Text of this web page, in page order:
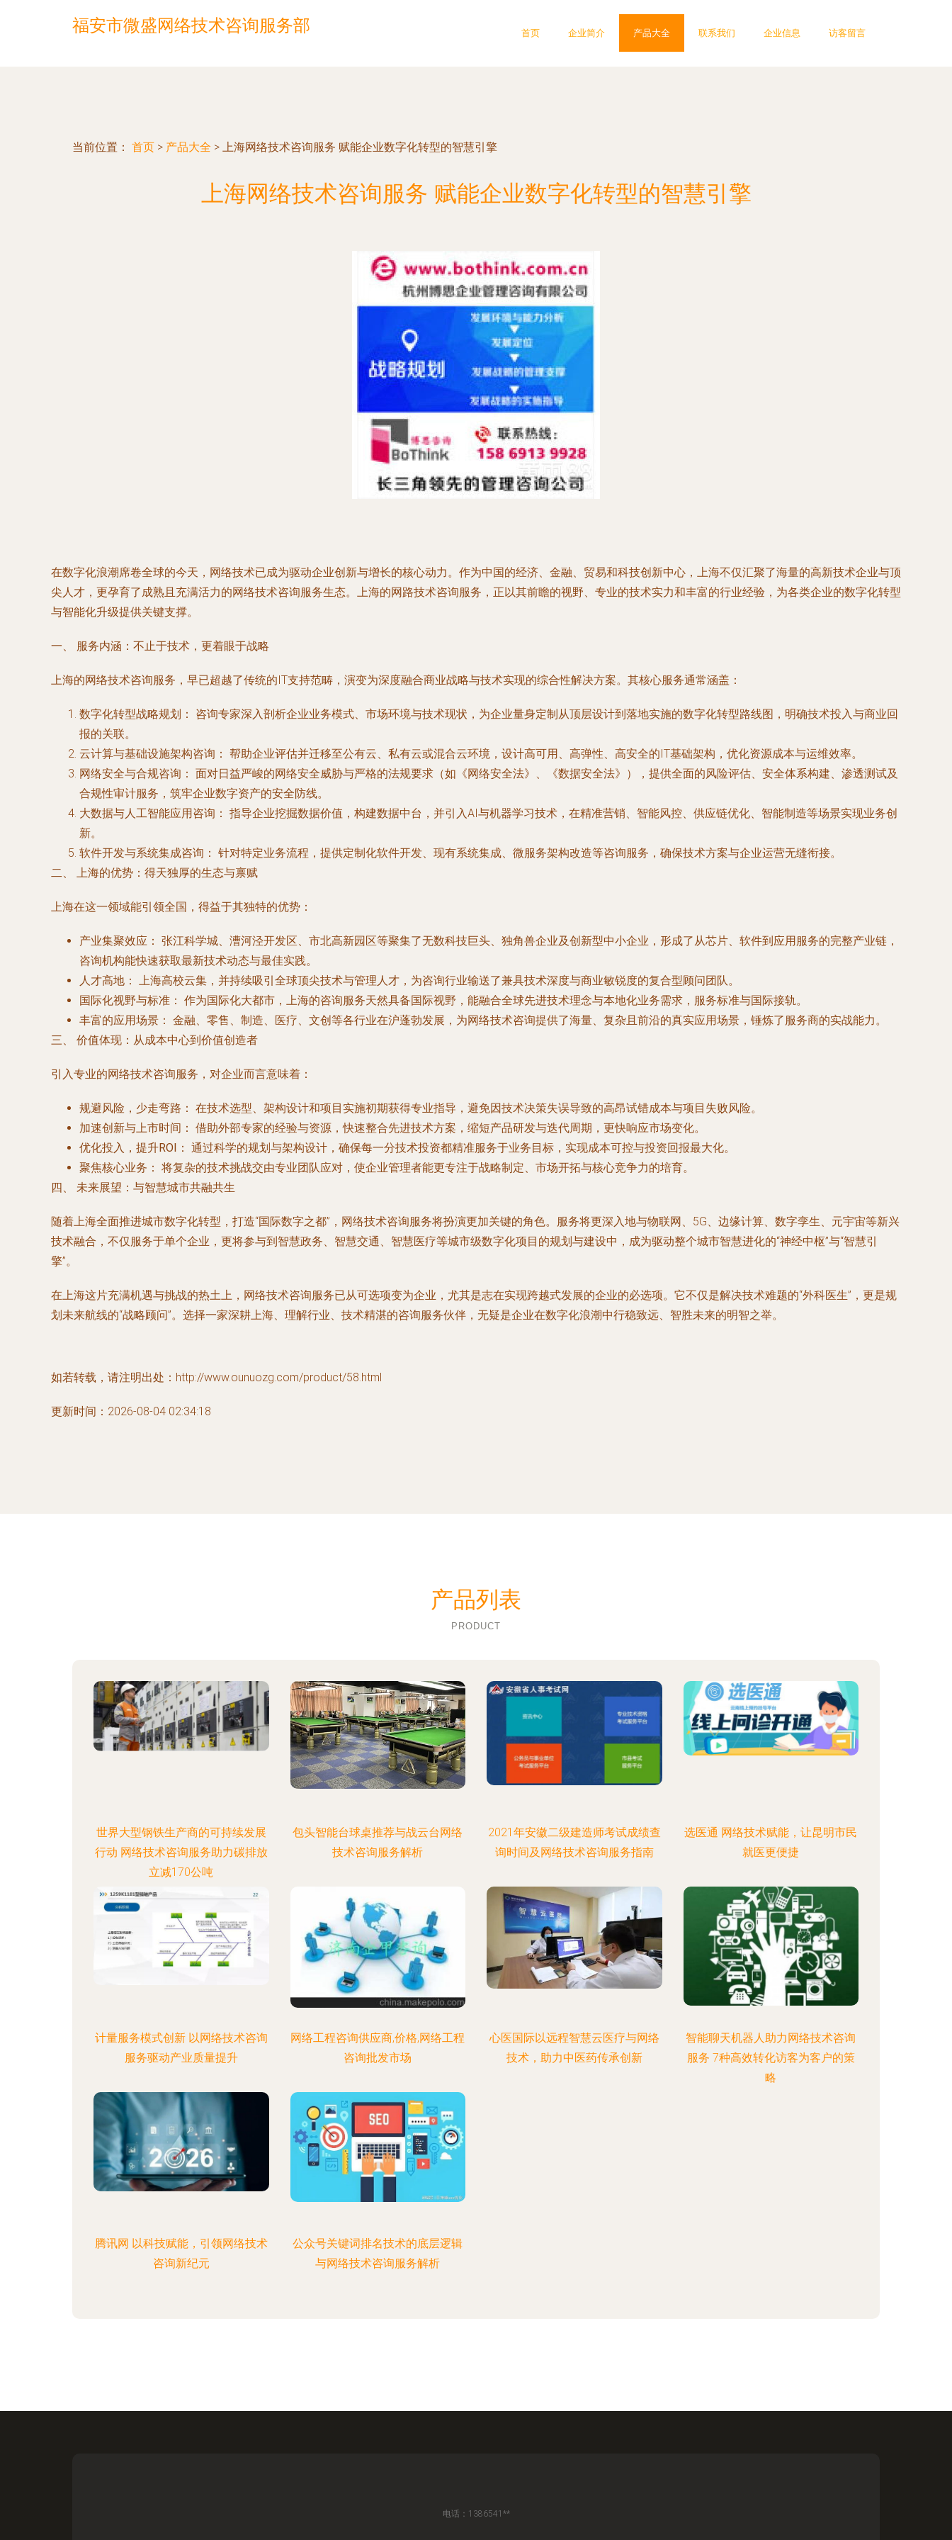
福安市微盛网络技术咨询服务部 首页 企业简介 产品大全 联系我们 企业信息 访客留言
当前位置： 首页 > 产品大全 > 上海网络技术咨询服务 赋能企业数字化转型的智慧引擎
上海网络技术咨询服务 赋能企业数字化转型的智慧引擎
在数字化浪潮席卷全球的今天，网络技术已成为驱动企业创新与增长的核心动力。作为中国的经济、金融、贸易和科技创新中心，上海不仅汇聚了海量的高新技术企业与顶
尖人才，更孕育了成熟且充满活力的网络技术咨询服务生态。上海的网路技术咨询服务，正以其前瞻的视野、专业的技术实力和丰富的行业经验，为各类企业的数字化转型
与智能化升级提供关键支撑。
一、 服务内涵：不止于技术，更着眼于战略
上海的网络技术咨询服务，早已超越了传统的IT支持范畴，演变为深度融合商业战略与技术实现的综合性解决方案。其核心服务通常涵盖：
数字化转型战略规划：
咨询专家深入剖析企业业务模式、市场环境与技术现状，为企业量身定制从顶层设计到落地实施的数字化转型路线图，明确技术投入与商业回
报的关联。
云计算与基础设施架构咨询： 帮助企业评估并迁移至公有云、私有云或混合云环境，设计高可用、高弹性、高安全的IT基础架构，优化资源成本与运维效率。
网络安全与合规咨询： 面对日益严峻的网络安全威胁与严格的法规要求（如《网络安全法》、《数据安全法》），提供全面的风险评估、安全体系构建、渗透测试及
合规性审计服务，筑牢企业数字资产的安全防线。
大数据与人工智能应用咨询： 指导企业挖掘数据价值，构建数据中台，并引入AI与机器学习技术，在精准营销、智能风控、供应链优化、智能制造等场景实现业务创
新。
软件开发与系统集成咨询： 针对特定业务流程，提供定制化软件开发、现有系统集成、微服务架构改造等咨询服务，确保技术方案与企业运营无缝衔接。
二、 上海的优势：得天独厚的生态与禀赋
上海在这一领域能引领全国，得益于其独特的优势：
产业集聚效应： 张江科学城、漕河泾开发区、市北高新园区等聚集了无数科技巨头、独角兽企业及创新型中小企业，形成了从芯片、软件到应用服务的完整产业链，
咨询机构能快速获取最新技术动态与最佳实践。
人才高地： 上海高校云集，并持续吸引全球顶尖技术与管理人才，为咨询行业输送了兼具技术深度与商业敏锐度的复合型顾问团队。
国际化视野与标准： 作为国际化大都市，上海的咨询服务天然具备国际视野，能融合全球先进技术理念与本地化业务需求，服务标准与国际接轨。
丰富的应用场景： 金融、零售、制造、医疗、文创等各行业在沪蓬勃发展，为网络技术咨询提供了海量、复杂且前沿的真实应用场景，锤炼了服务商的实战能力。
三、 价值体现：从成本中心到价值创造者
引入专业的网络技术咨询服务，对企业而言意味着：
规避风险，少走弯路： 在技术选型、架构设计和项目实施初期获得专业指导，避免因技术决策失误导致的高昂试错成本与项目失败风险。
加速创新与上市时间： 借助外部专家的经验与资源，快速整合先进技术方案，缩短产品研发与迭代周期，更快响应市场变化。
优化投入，提升ROI： 通过科学的规划与架构设计，确保每一分技术投资都精准服务于业务目标，实现成本可控与投资回报最大化。
聚焦核心业务： 将复杂的技术挑战交由专业团队应对，使企业管理者能更专注于战略制定、市场开拓与核心竞争力的培育。
四、 未来展望：与智慧城市共融共生
随着上海全面推进城市数字化转型，打造“国际数字之都”，网络技术咨询服务将扮演更加关键的角色。服务将更深入地与物联网、5G、边缘计算、数字孪生、元宇宙等新兴
技术融合，不仅服务于单个企业，更将参与到智慧政务、智慧交通、智慧医疗等城市级数字化项目的规划与建设中，成为驱动整个城市智慧进化的“神经中枢”与“智慧引
擎”。
在上海这片充满机遇与挑战的热土上，网络技术咨询服务已从可选项变为企业，尤其是志在实现跨越式发展的企业的必选项。它不仅是解决技术难题的“外科医生”，更是规
划未来航线的“战略顾问”。选择一家深耕上海、理解行业、技术精湛的咨询服务伙伴，无疑是企业在数字化浪潮中行稳致远、智胜未来的明智之举。
如若转载，请注明出处：http://www.ounuozg.com/product/58.html
更新时间：2026-08-04 02:34:18
产品列表
PRODUCT
世界大型钢铁生产商的可持续发展
行动 网络技术咨询服务助力碳排放
立减170公吨
包头智能台球桌推荐与战云台网络
技术咨询服务解析
2021年安徽二级建造师考试成绩查
询时间及网络技术咨询服务指南
选医通 网络技术赋能，让昆明市民
就医更便捷
计量服务模式创新 以网络技术咨询
服务驱动产业质量提升
网络工程咨询供应商,价格,网络工程
咨询批发市场
心医国际以远程智慧云医疗与网络
技术，助力中医药传承创新
智能聊天机器人助力网络技术咨询
服务 7种高效转化访客为客户的策
略
腾讯网 以科技赋能，引领网络技术
咨询新纪元
公众号关键词排名技术的底层逻辑
与网络技术咨询服务解析
电话：1386541**